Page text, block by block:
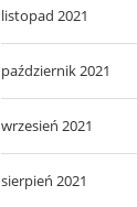
listopad 2021
październik 2021
wrzesień 2021
sierpień 2021